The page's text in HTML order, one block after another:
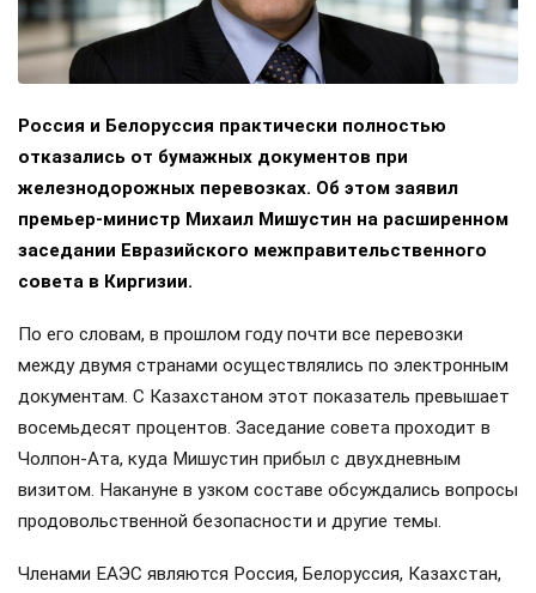
Россия и Белоруссия практически полностью
отказались от бумажных документов при
железнодорожных перевозках. Об этом заявил
премьер-министр Михаил Мишустин на расширенном
заседании Евразийского межправительственного
совета в Киргизии.
По его словам, в прошлом году почти все перевозки
между двумя странами осуществлялись по электронным
документам. С Казахстаном этот показатель превышает
восемьдесят процентов. Заседание совета проходит в
Чолпон-Ата, куда Мишустин прибыл с двухдневным
визитом. Накануне в узком составе обсуждались вопросы
продовольственной безопасности и другие темы.
Членами ЕАЭС являются Россия, Белоруссия, Казахстан,